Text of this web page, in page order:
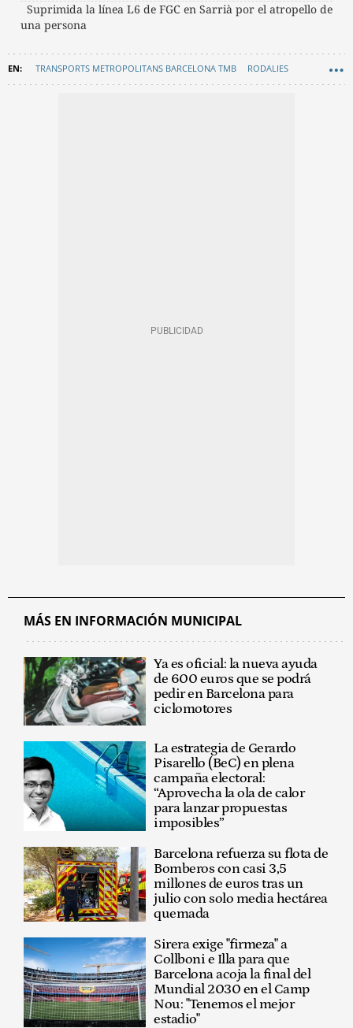
Suprimida la línea L6 de FGC en Sarrià por el atropello de
una persona
TRANSPORTS METROPOLITANS BARCELONA TMB RODALIES
MÁS EN INFORMACIÓN MUNICIPAL
Ya es oficial: la nueva ayuda
de 600 euros que se podrá
pedir en Barcelona para
ciclomotores
La estrategia de Gerardo
Pisarello (BeC) en plena
campaña electoral:
“Aprovecha la ola de calor
para lanzar propuestas
imposibles”
Barcelona refuerza su flota de
Bomberos con casi 3,5
millones de euros tras un
julio con solo media hectárea
quemada
Sirera exige "firmeza" a
Collboni e Illa para que
Barcelona acoja la final del
Mundial 2030 en el Camp
Nou: "Tenemos el mejor
estadio"